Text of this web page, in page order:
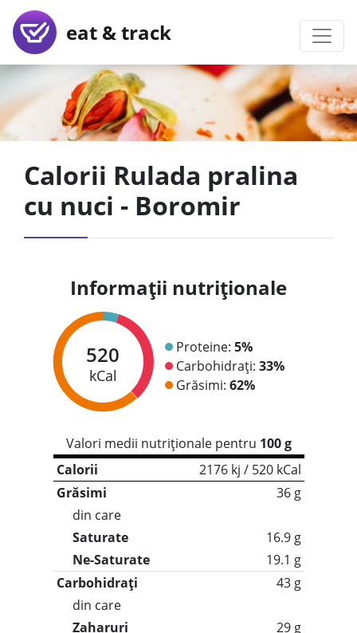
eat & track
Calorii Rulada pralina
cu nuci - Boromir
Informații nutriționale
520
kCal
Proteine: 5%
Carbohidrați: 33%
Grăsimi: 62%
Valori medii nutriționale pentru 100 g
Calorii
2176 kj / 520 kCal
Grăsimi
36 g
din care
Saturate
16.9 g
Ne-Saturate
19.1 g
Carbohidrați
43 g
din care
Zaharuri
29 g